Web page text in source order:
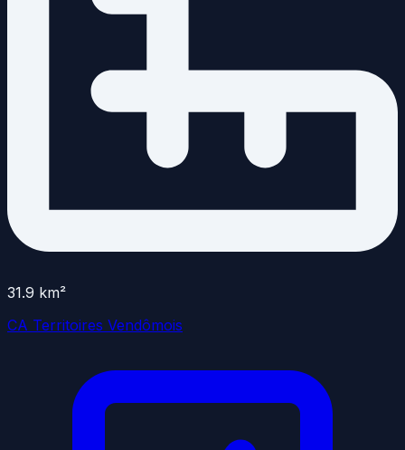
31.9 km²
CA Territoires Vendômois